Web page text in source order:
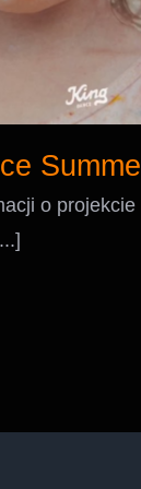
o projekcie